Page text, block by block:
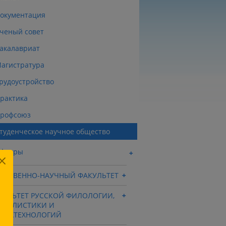
совет
научное общество
НАУЧНЫЙ ФАКУЛЬТЕТ
РУССКОЙ ФИЛОЛОГИИ,
И